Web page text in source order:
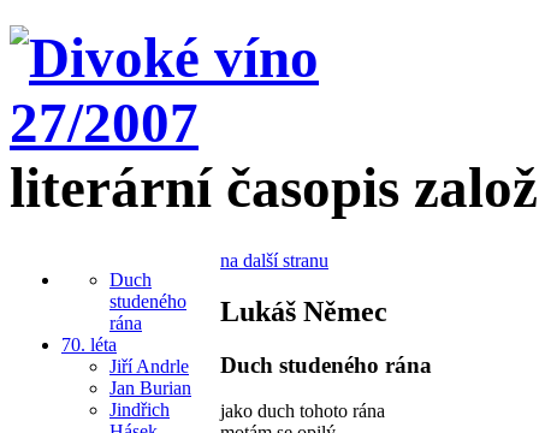
literární časopis
Duch
studeného
rána
70. léta
Jiří Andrle
Jan Burian
Jindřich
na další stranu
Lukáš Němec
Duch studeného rána
jako duch tohoto rána